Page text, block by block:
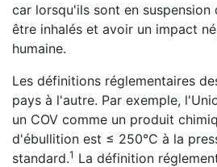
car lorsqu'ils sont en suspension
être inhalés et avoir un impact
humaine.
Les définitions réglementaires
pays à l'autre. Par exemple,
un COV comme un produit
d'ébullition est ≤ 250°C à la
standard.1 La définition